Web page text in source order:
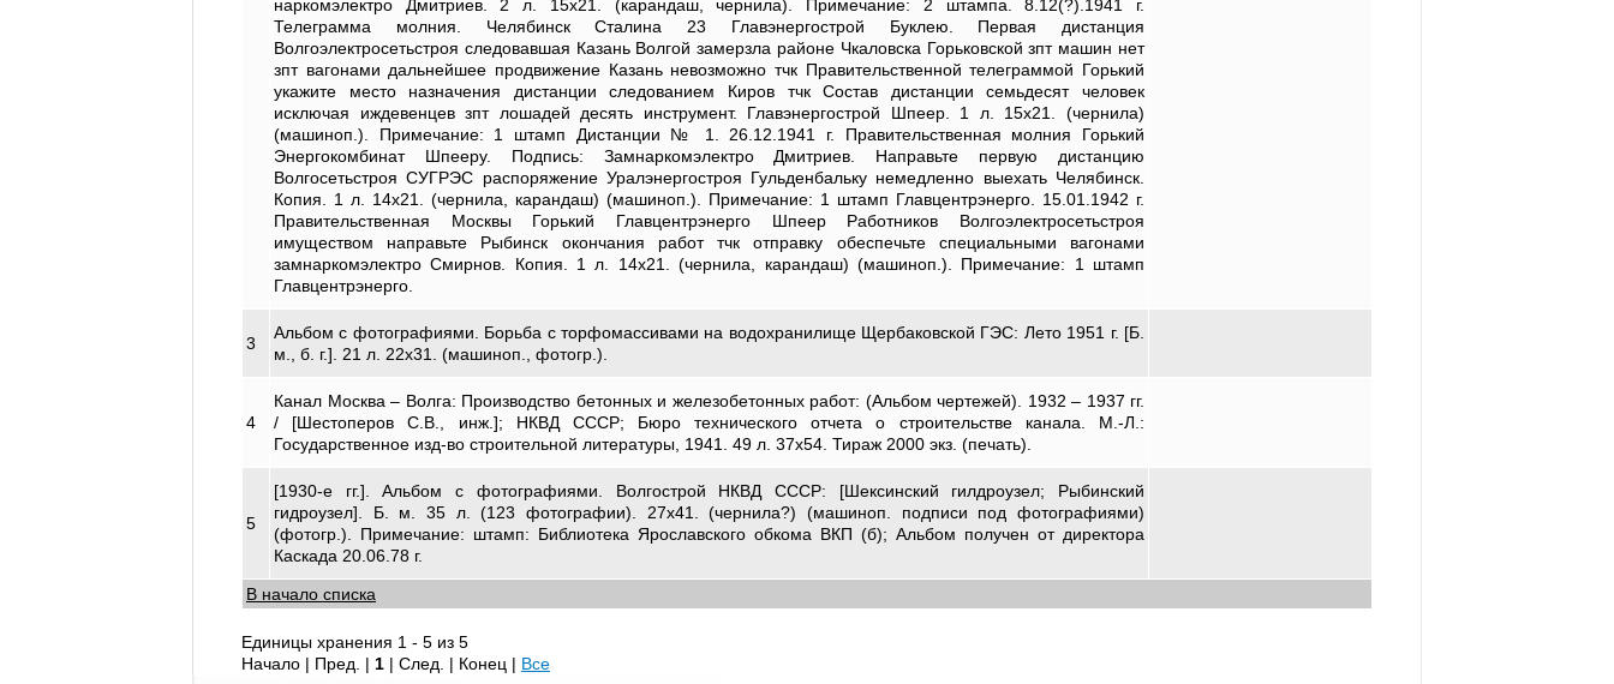
наркомэлектро Дмитриев. 2 л. 15х21. (карандаш, чернила). Примечание: 2 штампа. 8.12(?).1941 г.
Телеграмма молния. Челябинск Сталина 23 Главэнергострой Буклею. Первая дистанция
Волгоэлектросетьстроя следовавшая Казань Волгой замерзла районе Чкаловска Горьковской зпт машин нет
зпт вагонами дальнейшее продвижение Казань невозможно тчк Правительственной телеграммой Горький
укажите место назначения дистанции следованием Киров тчк Состав дистанции семьдесят человек
исключая иждевенцев зпт лошадей десять инструмент. Главэнергострой Шпеер. 1 л. 15х21. (чернила)
(машиноп.). Примечание: 1 штамп Дистанции № 1. 26.12.1941 г. Правительственная молния Горький
Энергокомбинат Шпееру. Подпись: Замнаркомэлектро Дмитриев. Направьте первую дистанцию
Волгосетьстроя СУГРЭС распоряжение Уралэнергостроя Гульденбальку немедленно выехать Челябинск.
Копия. 1 л. 14х21. (чернила, карандаш) (машиноп.). Примечание: 1 штамп Главцентрэнерго. 15.01.1942 г.
Правительственная Москвы Горький Главцентрэнерго Шпеер Работников Волгоэлектросетьстроя
имуществом направьте Рыбинск окончания работ тчк отправку обеспечьте специальными вагонами
замнаркомэлектро Смирнов. Копия. 1 л. 14х21. (чернила, карандаш) (машиноп.). Примечание: 1 штамп
Главцентрэнерго.
3
Альбом с фотографиями. Борьба с торфомассивами на водохранилище Щербаковской ГЭС: Лето 1951 г. [Б.
м., б. г.]. 21 л. 22х31. (машиноп., фотогр.).
4
Канал Москва – Волга: Производство бетонных и железобетонных работ: (Альбом чертежей). 1932 – 1937 гг.
/ [Шестоперов С.В., инж.]; НКВД СССР; Бюро технического отчета о строительстве канала. М.-Л.:
Государственное изд-во строительной литературы, 1941. 49 л. 37х54. Тираж 2000 экз. (печать).
5
[1930-е гг.]. Альбом с фотографиями. Волгострой НКВД СССР: [Шексинский гилдроузел; Рыбинский
гидроузел]. Б. м. 35 л. (123 фотографии). 27х41. (чернила?) (машиноп. подписи под фотографиями)
(фотогр.). Примечание: штамп: Библиотека Ярославского обкома ВКП (б); Альбом получен от директора
Каскада 20.06.78 г.
В начало списка
Единицы хранения 1 - 5 из 5
Начало | Пред. | 1 | След. | Конец | Все